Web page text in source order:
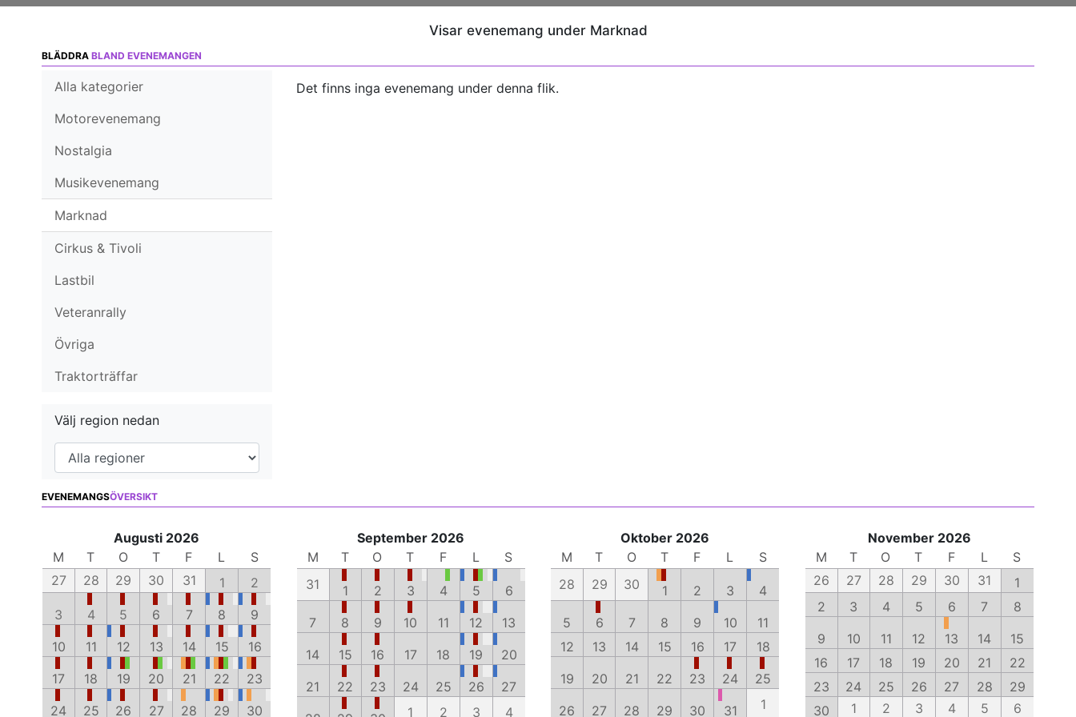
Visar evenemang under Marknad
BLÄDDRA BLAND EVENEMANGEN
Alla kategorier
Motorevenemang
Nostalgia
Musikevenemang
Marknad
Cirkus & Tivoli
Lastbil
Veteranrally
Övriga
Traktorträffar
Välj region nedan
Det finns inga evenemang under denna flik.
EVENEMANGSÖVERSIKT
Augusti 2026
M
T O T F L
S
27
28 29 30 31 1
2
3
4 5 6 7 8
9
10
11 12 13 14 15
16
17
18 19 20 21 22
23
24
25 26 27 28 29 30
September 2026
M
T O T F L
S
31
1 2 3 4 5
6
7
8 9 10 11 12
13
14
15 16 17 18 19
20
21
22 23 24 25 26
27
1 2 3 4
Oktober 2026
M
T O T F L
S
28
29 30 1 2 3
4
5
6 7 8 9 10
11
12
13 14 15 16 17
18
19
20 21 22 23 24
25
26
27 28 29 30 31 1
November 2026
M
T O T F L
S
26
27 28 29 30 31
1
2
3 4 5 6 7
8
9
10 11 12 13 14
15
16
17 18 19 20 21
22
23
24 25 26 27 28
29
30
1 2 3 4 5 6